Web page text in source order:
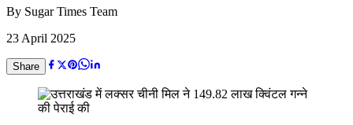
By Sugar Times Team
23 April 2025
Share